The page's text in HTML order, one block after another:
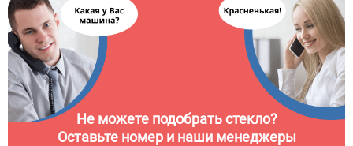
Не можете подобрать стекло?
Оставьте номер и наши менеджеры